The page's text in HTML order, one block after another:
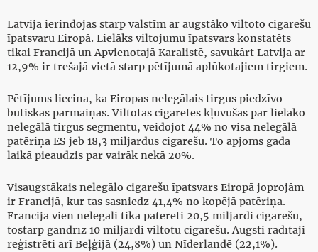
Latvija ierindojas starp valstīm ar augstāko viltoto cigarešu
īpatsvaru Eiropā. Lielāks viltojumu īpatsvars konstatēts
tikai Francijā un Apvienotajā Karalistē, savukārt Latvija ar
12,9% ir trešajā vietā starp pētījumā aplūkotajiem tirgiem.
Pētījums liecina, ka Eiropas nelegālais tirgus piedzīvo
būtiskas pārmaiņas. Viltotās cigaretes kļuvušas par lielāko
nelegālā tirgus segmentu, veidojot 44% no visa nelegālā
patēriņa ES jeb 18,3 miljardus cigarešu. To apjoms gada
laikā pieaudzis par vairāk nekā 20%.
Visaugstākais nelegālo cigarešu īpatsvars Eiropā joprojām
ir Francijā, kur tas sasniedz 41,4% no kopējā patēriņa.
Francijā vien nelegāli tika patērēti 20,5 miljardi cigarešu,
tostarp gandrīz 10 miljardi viltotu cigarešu. Augsti rādītāji
reģistrēti arī Beļģijā (24,8%) un Nīderlandē (22,1%).